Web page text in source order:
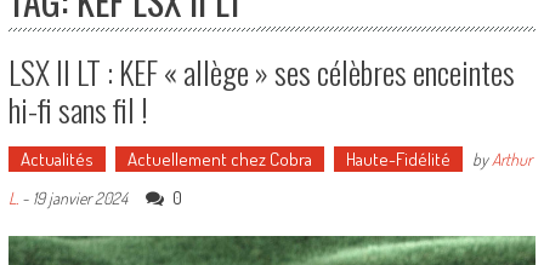
LSX II LT : KEF « allège » ses célèbres enceintes
hi-fi sans fil !
Actualités Actuellement chez Cobra Haute-Fidélité byArthur
L. - 19 janvier 2024 0